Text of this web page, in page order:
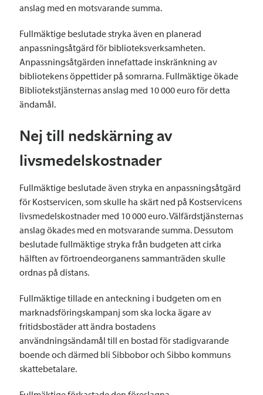
anslag med en motsvarande summa.
Fullmäktige beslutade stryka även en planerad
anpassningsåtgärd för biblioteksverksamheten.
Anpassningsåtgärden innefattade inskränkning av
bibliotekens öppettider på somrarna. Fullmäktige ökade
Bibliotekstjänsternas anslag med 10 000 euro för detta
ändamål.
Nej till nedskärning av
livsmedelskostnader
Fullmäktige beslutade även stryka en anpassningsåtgärd
för Kostservicen, som skulle ha skärt ned på Kostservicens
livsmedelskostnader med 10 000 euro. Välfärdstjänsternas
anslag ökades med en motsvarande summa. Dessutom
beslutade fullmäktige stryka från budgeten att cirka
hälften av förtroendeorganens sammanträden skulle
ordnas på distans.
Fullmäktige tillade en anteckning i budgeten om en
marknadsföringskampanj som ska locka ägare av
fritidsbostäder att ändra bostadens
användningsändamål till en bostad för stadigvarande
boende och därmed bli Sibbobor och Sibbo kommuns
skattebetalare.